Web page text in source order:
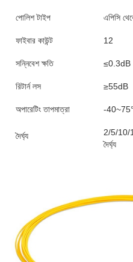
পোলিশ টাইপ এপিসি
ফাইবার কাউন্ট 12
সন্নিবেশ ক্ষতি ≤0.3dB
রিটার্ন লস ≥55dB
অপারেটিং তাপমাত্রা -
দৈর্ঘ্য
2/5/10/
দৈর্ঘ্য